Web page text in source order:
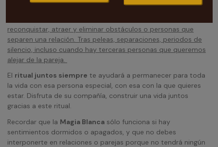
reconquistar, atraer y eliminar obstáculos o personas que
separen una relación. Tras peleas, separaciones, periodos de
silencio, incluso cuando hay terceras personas que queremos
alejar de la pareja.
El ritual juntos siempre te ayudará a permanecer para toda
la vida con esa persona especial, con esa con la que quieres
estar. Disfruta de su compañía, construir una vida juntos
gracias a este ritual.
Recordar que la Magia Blanca sólo funciona si hay
sentimientos dormidos o apagados, y que no debes
interponerte en relaciones o parejas porque no tendrá ningún